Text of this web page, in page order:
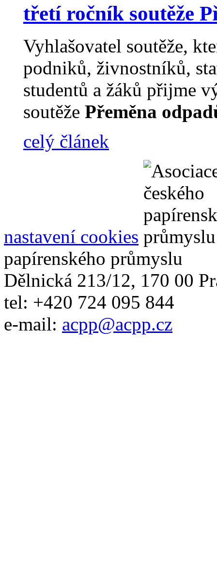
třetí ročník soutěže
Vyhlašovatel soutěže,
podniků, živnostníků,
studentů a žáků přijme
soutěže Přeměna
celý článek
nastavení cookies
papírenského průmyslu
Dělnická 213/12, 170 00
tel: +420 724 095 844
e-mail: acpp@acpp.cz